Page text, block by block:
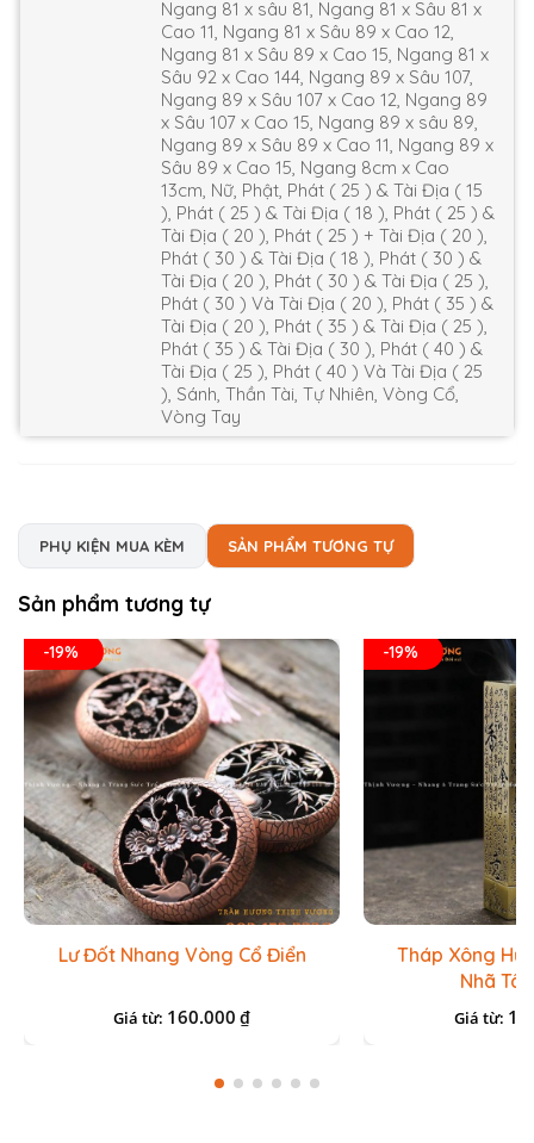
Ngang 81 x sâu 81, Ngang 81 x Sâu 81 x
Cao 11, Ngang 81 x Sâu 89 x Cao 12,
Ngang 81 x Sâu 89 x Cao 15, Ngang 81 x
Sâu 92 x Cao 144, Ngang 89 x Sâu 107,
Ngang 89 x Sâu 107 x Cao 12, Ngang 89
x Sâu 107 x Cao 15, Ngang 89 x sâu 89,
Ngang 89 x Sâu 89 x Cao 11, Ngang 89 x
Sâu 89 x Cao 15, Ngang 8cm x Cao
13cm, Nữ, Phật, Phát ( 25 ) & Tài Địa ( 15
), Phát ( 25 ) & Tài Địa ( 18 ), Phát ( 25 ) &
Tài Địa ( 20 ), Phát ( 25 ) + Tài Địa ( 20 ),
Phát ( 30 ) & Tài Địa ( 18 ), Phát ( 30 ) &
Tài Địa ( 20 ), Phát ( 30 ) & Tài Địa ( 25 ),
Phát ( 30 ) Và Tài Địa ( 20 ), Phát ( 35 ) &
Tài Địa ( 20 ), Phát ( 35 ) & Tài Địa ( 25 ),
Phát ( 35 ) & Tài Địa ( 30 ), Phát ( 40 ) &
Tài Địa ( 25 ), Phát ( 40 ) Và Tài Địa ( 25
), Sánh, Thần Tài, Tự Nhiên, Vòng Cổ,
Vòng Tay
PHỤ KIỆN MUA KÈM SẢN PHẨM TƯƠNG TỰ
Sản phẩm tương tự
-19%
Lư Đốt Nhang Vòng Cổ Điển
Giá từ: 160.000 ₫
-19%
Tháp Xông
Nhã
Giá từ: